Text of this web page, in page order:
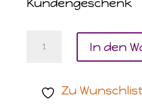
Kundengeschenk
Geschenkset
Menge
In den
Zu